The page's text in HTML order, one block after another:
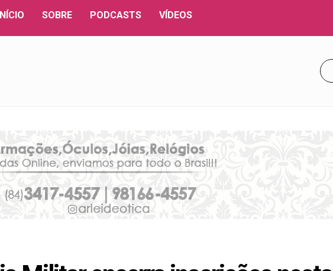
SOBRE PODCASTS VÍDEOS